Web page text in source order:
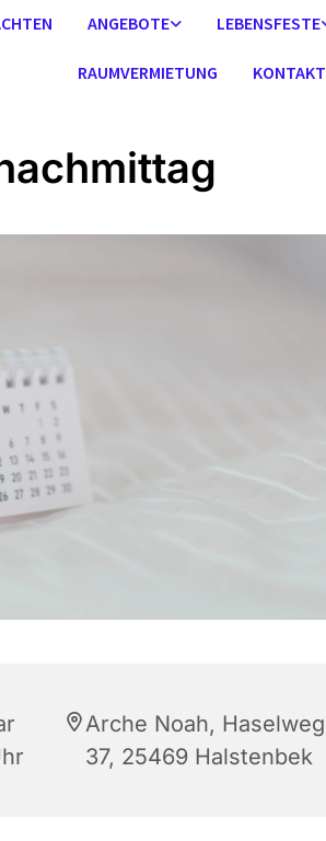
ANGEBOTE LEBENSFESTE
RAUMVERMIETUNG KONTAKT
Arche Noah, Haselweg
37, 25469 Halstenbek